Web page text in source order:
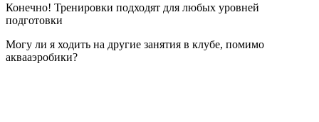
Конечно! Тренировки подходят для любых уровней
подготовки
Могу ли я ходить на другие занятия в клубе, помимо
аквааэробики?